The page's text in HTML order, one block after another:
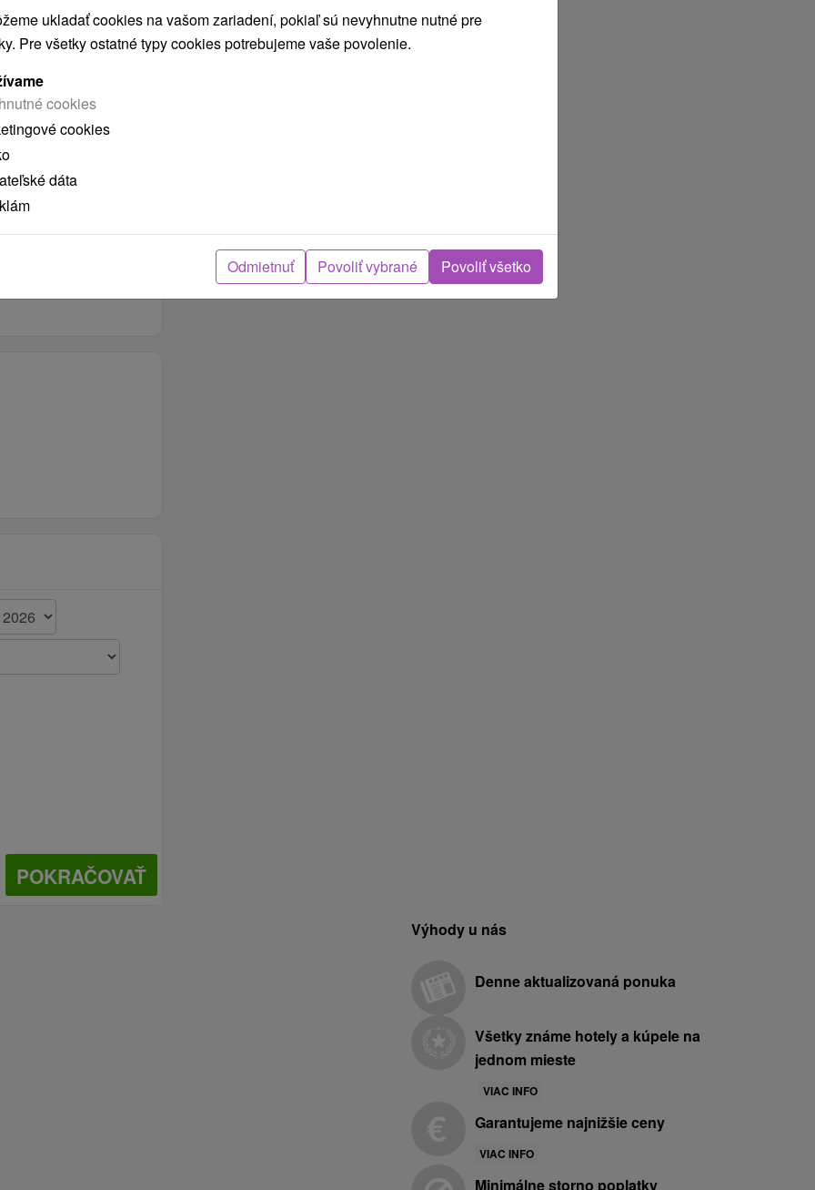
V obci / v meste
SPRESNENIE
V centre mesta
POKRAČOVAŤ
Výhody u nás
Denne aktualizovaná ponuka
Všetky známe hotely a kúpele na
jednom mieste
VIAC INFO
Garantujeme najnižšie ceny
VIAC INFO
Minimálne storno poplatky
ukladať cookies na vašom zariadení, pokiaľ sú nevyhnutne nutné pre
Pre všetky ostatné typy cookies potrebujeme vaše povolenie.
cookies
cookies
dáta
Odmietnuť Povoliť vybrané Povoliť všetko